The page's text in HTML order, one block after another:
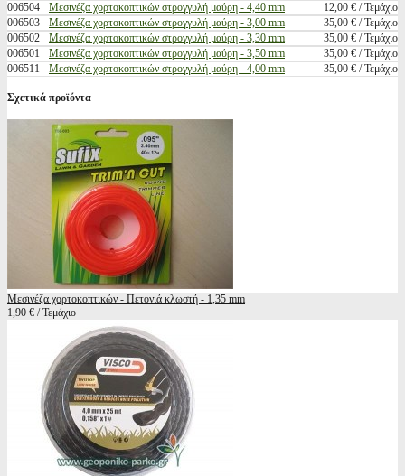
006504
Μεσινέζα χορτοκοπτικών στρογγυλή μαύρη - 4,40 mm
12,00 € / Τεμάχιο
006503
Μεσινέζα χορτοκοπτικών στρογγυλή μαύρη - 3,00 mm
35,00 € / Τεμάχιο
006502
Μεσινέζα χορτοκοπτικών στρογγυλή μαύρη - 3,30 mm
35,00 € / Τεμάχιο
006501
Μεσινέζα χορτοκοπτικών στρογγυλή μαύρη - 3,50 mm
35,00 € / Τεμάχιο
006511
Μεσινέζα χορτοκοπτικών στρογγυλή μαύρη - 4,00 mm 35,00 € / Τεμάχιο
Σχετικά προϊόντα
Μεσινέζα χορτοκοπτικών - Πετονιά κλωστή - 1,35 mm
1,90 € / Τεμάχιο